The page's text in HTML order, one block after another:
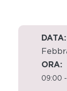
DATA:
ORA:
09:00 -